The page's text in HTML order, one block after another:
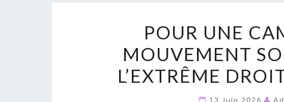
DU
POUR UNE
MOUVEMENT
L’EXTRÊME
13 Juin 2026